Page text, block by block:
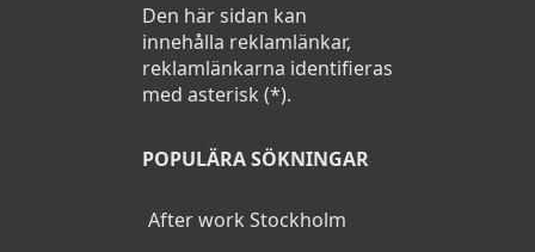
Den här sidan kan
innehålla reklamlänkar,
reklamlänkarna identifieras
med asterisk (*).
POPULÄRA SÖKNINGAR
After work Stockholm